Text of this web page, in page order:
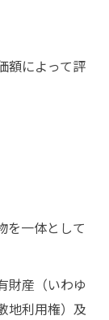
額によって評
を一体として
財産（いわゆ
地利用権）及